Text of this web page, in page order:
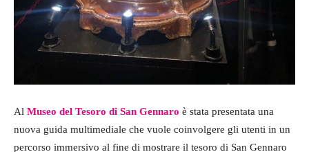
Al Museo del Tesoro di San Gennaro è stata presentata una
nuova guida multimediale che vuole coinvolgere gli utenti in un
percorso immersivo al fine di mostrare il tesoro di San Gennaro